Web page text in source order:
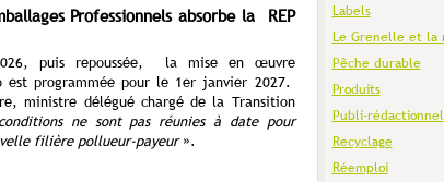
Professionnels absorbe la REP
puis repoussée, la mise en œuvre
est programmée pour le 1er janvier 2027.
ministre délégué chargé de la Transition
ne sont pas réunies à date pour
filière pollueur-payeur».
Labels
Le Grenelle et la
Pêche durable
Produits
Publi-rédactionnel
Recyclage
Réemploi